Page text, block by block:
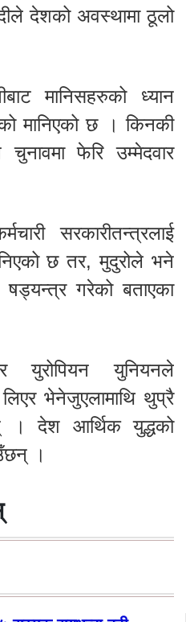
देशको अवस्थामा ठूलो
मानिसहरुको ध्यान
मानिएको छ । किनकी
फेरि उम्मेदवार
सरकारीतन्त्रलाई
छ तर, मुदुरोले भने
गरेको बताएका
युरोपियन युनियनले
भेनेजुएलामाथि थुप्रै
। देश आर्थिक युद्धको
।